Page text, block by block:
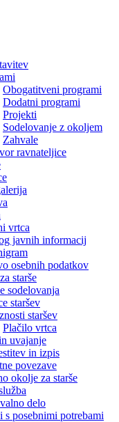
Obogatitveni programi
Dodatni programi
Projekti
Sodelovanje z okoljem
Zahvale
ravnateljice
vrtca
javnih informacij
osebnih podatkov
starše
sodelovanja
staršev
staršev
Plačilo vrtca
uvajanje
in izpis
povezave
okolje za starše
delo
s posebnimi potrebami